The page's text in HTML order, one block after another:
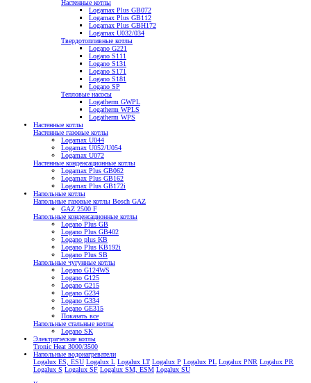
Настенные котлы
Logamax Plus GB072
Logamax Plus GB112
Logamax Plus GBH172
Logamax U032/034
Твердотопливные котлы
Logano G221
Logano S111
Logano S131
Logano S171
Logano S181
Logano SP
Тепловые насосы
Logatherm GWPL
Logatherm WPLS
Logatherm WPS
Настенные котлы
Настенные газовые котлы
Logamax U044
Logamax U052/U054
Logamax U072
Настенные конденсационные котлы
Logamax Plus GB062
Logamax Plus GB162
Logamax Plus GB172i
Напольные котлы
Напольные газовые котлы Bosch GAZ
GAZ 2500 F
Напольные конденсационные котлы
Logano Plus GB
Logano Plus GB402
Logano plus KB
Logano Plus KB192i
Logano Plus SB
Напольные чугунные котлы
Logano G124WS
Logano G125
Logano G215
Logano G234
Logano G334
Logano GE315
Показать все
Напольные стальные котлы
Logano SK
Электрические котлы
Tronic Heat 3000/3500
Напольные водонагреватели
Logalux ES, ESU Logalux L Logalux LT Logalux P Logalux PL Logalux PNR Logalux PR
Logalux S Logalux SF Logalux SM, ESM Logalux SU